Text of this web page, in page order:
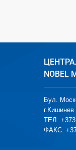
Бул.
г.Кишинев
ТЕЛ: +373
ФАКС: